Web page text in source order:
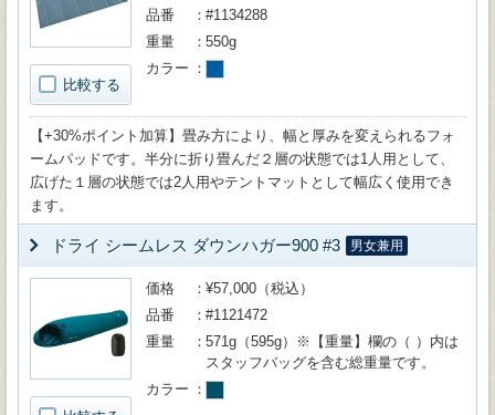
比較する
品番
#1134288
重量
550g
カラー
【+30%ポイント加算】畳み方により、幅と厚みを変えられるフォ
ームパッドです。半分に折り畳んだ２層の状態では1人用として、
広げた１層の状態では2人用やテントマットとして幅広く使用でき
ます。
ドライ シームレス ダウンハガー900 #3 男女兼用
価格
¥57,000（税込）
品番
#1121472
重量
571g（595g）※【重量】欄の（ ）内は
スタッフバッグを含む総重量です。
カラー